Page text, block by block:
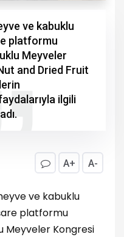
ve kabuklu
platformu
Meyveler
and Dried Fruit
ilgili
A+ A-
ve kabuklu
platformu
Meyveler Kongresi